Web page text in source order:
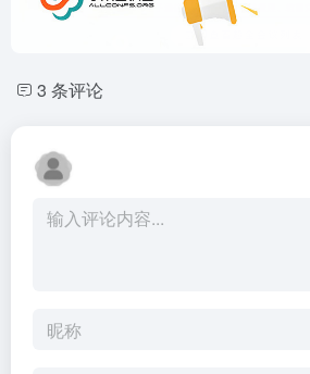
3 条评论